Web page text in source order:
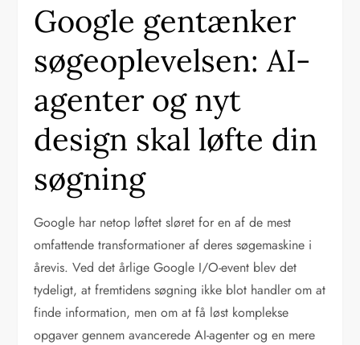
Google gentænker
søgeoplevelsen: AI-
agenter og nyt
design skal løfte din
søgning
Google har netop løftet sløret for en af de mest
omfattende transformationer af deres søgemaskine i
årevis. Ved det årlige Google I/O-event blev det
tydeligt, at fremtidens søgning ikke blot handler om at
finde information, men om at få løst komplekse
opgaver gennem avancerede AI-agenter og en mere